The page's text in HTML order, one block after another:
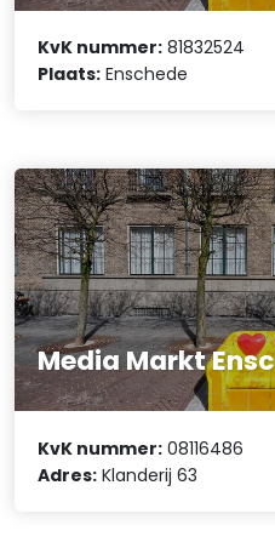
KvK nummer: 81832524
Plaats: Enschede
Media Markt
KvK nummer: 08116486
Adres: Klanderij 63